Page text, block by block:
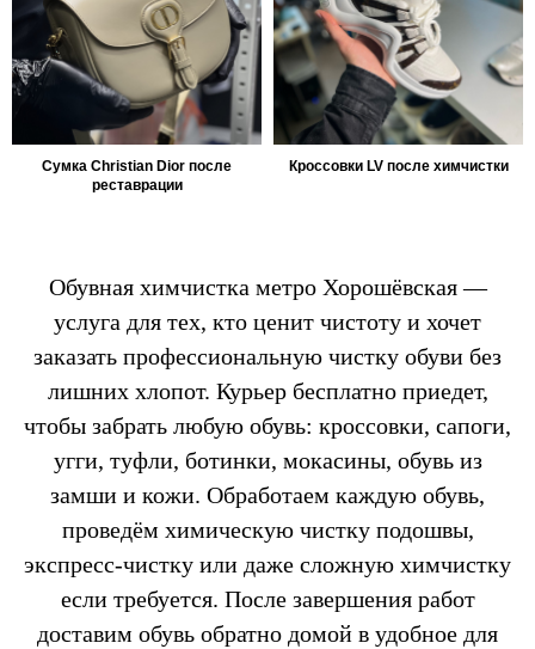
Сумка Christian Dior после
реставрации
Кроссовки LV после химчистки
Обувная химчистка метро Хорошёвская —
услуга для тех, кто ценит чистоту и хочет
заказать профессиональную чистку обуви без
лишних хлопот. Курьер бесплатно приедет,
чтобы забрать любую обувь: кроссовки, сапоги,
угги, туфли, ботинки, мокасины, обувь из
замши и кожи. Обработаем каждую обувь,
проведём химическую чистку подошвы,
экспресс-чистку или даже сложную химчистку
если требуется. После завершения работ
доставим обувь обратно домой в удобное для